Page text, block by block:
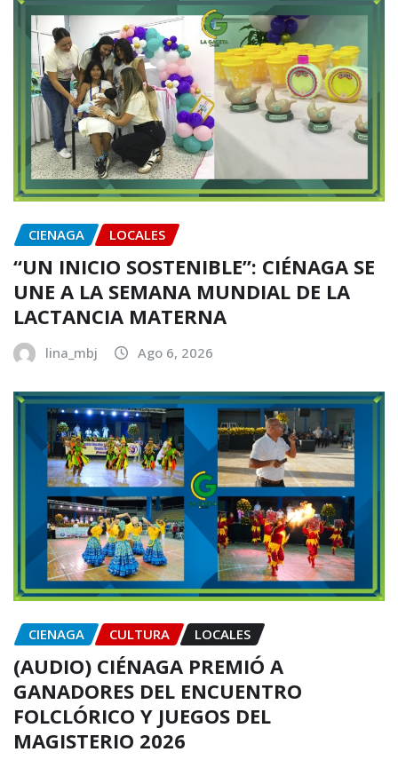
CIENAGA LOCALES
“UN INICIO SOSTENIBLE”: CIÉNAGA SE
UNE A LA SEMANA MUNDIAL DE LA
LACTANCIA MATERNA
lina_mbj Ago 6, 2026
CIENAGA CULTURA LOCALES
(AUDIO) CIÉNAGA PREMIÓ A
GANADORES DEL ENCUENTRO
FOLCLÓRICO Y JUEGOS DEL
MAGISTERIO 2026